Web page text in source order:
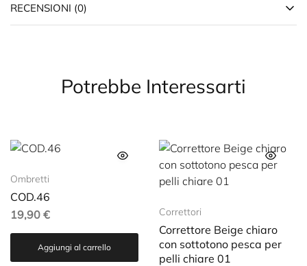
RECENSIONI (0)
Potrebbe Interessarti
Ombretti
COD.46
19,90 €
Aggiungi al carrello
Correttori
Correttore Beige chiaro
con sottotono pesca per
pelli chiare 01